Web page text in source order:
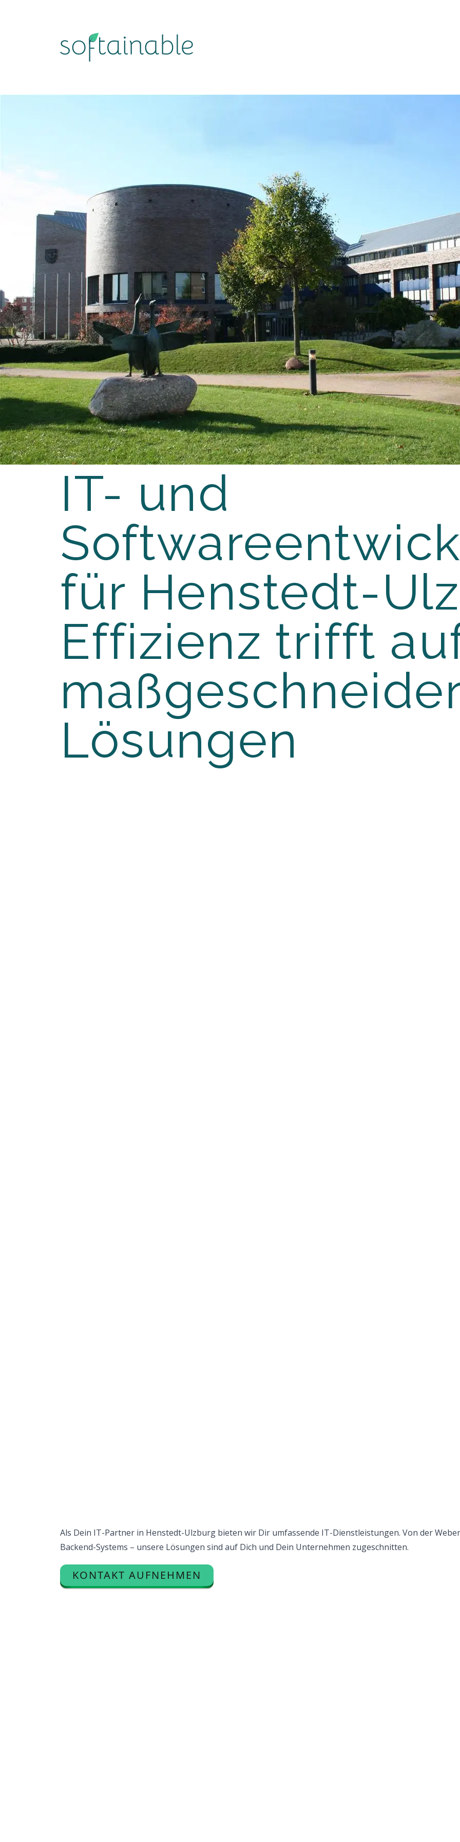
softainable
IT- und
für Henstedt-
Effizienz trifft
Lösungen
Als Dein IT-Partner in Henstedt-Ulzburg bieten wir Dir umfassende IT-Dienstleistungen. Von der
Backend-Systems – unsere Lösungen sind auf Dich und Dein Unternehmen zugeschnitten.
KONTAKT AUFNEHMEN